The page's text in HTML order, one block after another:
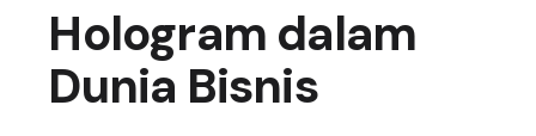
Hologram dalam
Dunia Bisnis